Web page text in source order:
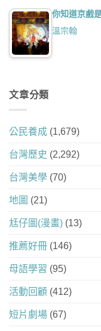
你知道京戲
溫宗翰
文章分類
公民養成 (1,679)
台灣歷史 (2,292)
台灣美學 (70)
地圖 (21)
尪仔圖(漫畫) (13)
推薦好冊 (146)
母語學習 (95)
活動回顧 (412)
短片劇場 (67)